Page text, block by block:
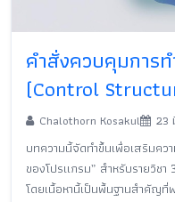
คำสั่งควบคุมการ
(Control
Chalothorn Kosakul 23
บทความนี้จัดทำขึ้นเพื่อเสริมคว
ของโปรแกรม” สำหรับรายวิช
โดยเนื้อหานี้เป็นพื้นฐานสำคัญที่